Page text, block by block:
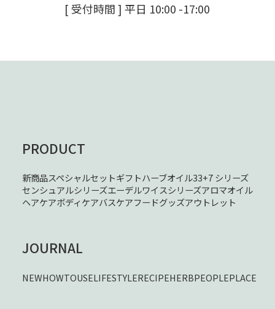
[ 受付時間 ] 平日 10:00 -17:00
PRODUCT
新商品スペシャルセットギフトハーブオイル33+7 シリーズ
センシュアルシリーズエーデルワイスシリーズアロマオイル
ヘアケアボディケアバスケアフードグッズアウトレット
JOURNAL
NEWHOWTOUSELIFESTYLERECIPEHERBPEOPLEPLACE